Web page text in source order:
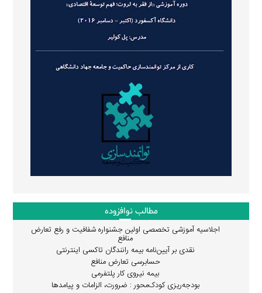
مطالب نوافزوده
اجلاسیه آموزشی تخصصی اولین جشنواره شفافیت و رفع تعارض
منافع
نقدی بر آیین‌نامه بیمه رانندگان تاکسی اینترنتی
حسابرسی تعارض منافع
بیمه نیروی کار پلتفرمی
بودجه‌ریزی کودک‌محور : ضرورت، الزامات و پیامدها